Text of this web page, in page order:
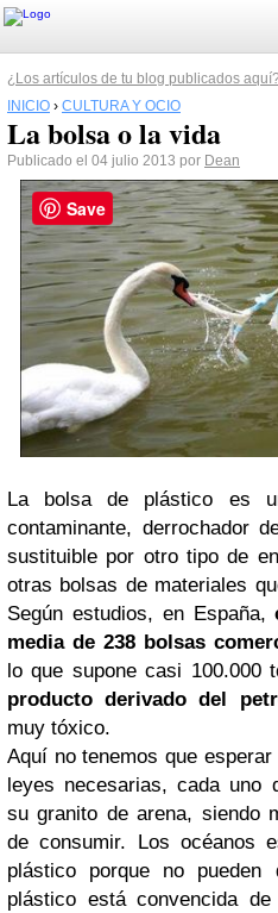
¿Los artículos de tu blog publicados
INICIO › CULTURA Y OCIO
La bolsa o la vida
Publicado el 04 julio 2013 por Dean
La bolsa de plástico es
contaminante, derrochador
sustituible por otro tipo de
otras bolsas de materiales
Según estudios, en España,
media de 238 bolsas
lo que supone casi 100.000
producto derivado del
muy tóxico.
Aquí no tenemos que
leyes necesarias, cada uno
su granito de arena, siendo
de consumir. Los océanos
plástico porque no pueden
plástico está convencida
Save